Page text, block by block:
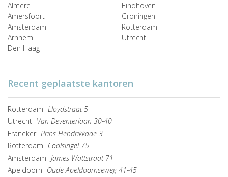
Almere
Amersfoort
Amsterdam
Arnhem
Den Haag
Eindhoven
Groningen
Rotterdam
Utrecht
Recent geplaatste kantoren
Rotterdam Lloydstraat 5
Utrecht Van Deventerlaan 30-40
Franeker Prins Hendrikkade 3
Rotterdam Coolsingel 75
Amsterdam James Wattstraat 71
Apeldoorn Oude Apeldoornseweg 41-45